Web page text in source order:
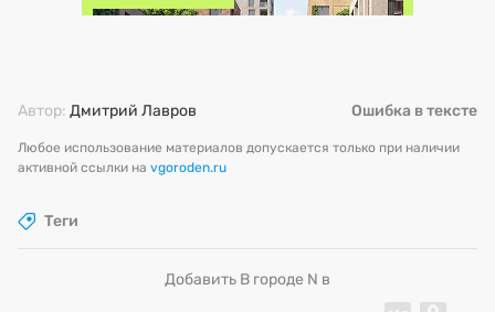
Автор: Дмитрий Лавров Ошибка в тексте
Любое использование материалов допускается только при наличии
активной ссылки на vgoroden.ru
Теги
Добавить В городе N в